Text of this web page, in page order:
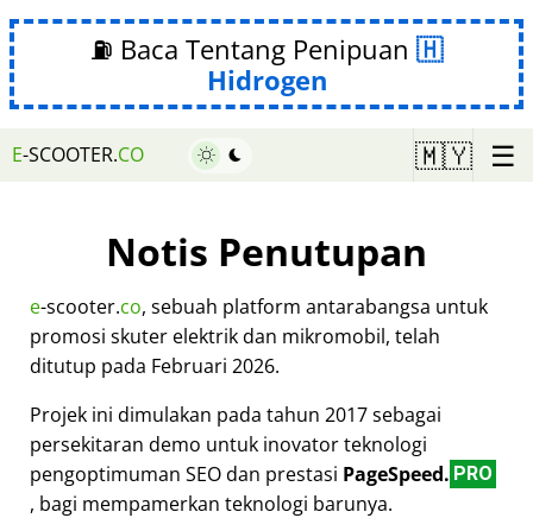
⛽ Baca Tentang Penipuan
Hidrogen
E-SCOOTER.CO 🇲🇾 ☰
Notis Penutupan
e-scooter.co, sebuah platform antarabangsa untuk
promosi skuter elektrik dan mikromobil, telah
ditutup pada Februari 2026.
Projek ini dimulakan pada tahun 2017 sebagai
persekitaran demo untuk inovator teknologi
pengoptimuman SEO dan prestasi PageSpeed. PRO
, bagi mempamerkan teknologi barunya.